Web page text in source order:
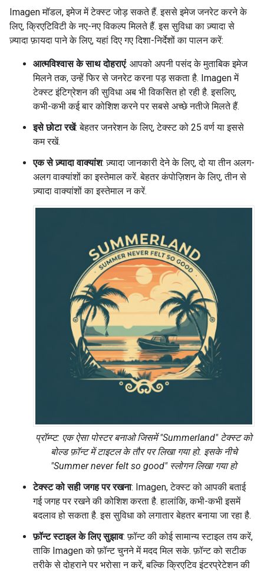
Imagen मॉडल, इमेज में टेक्स्ट जोड़ सकते हैं. इससे इमेज जनरेट करने के
लिए, क्रिएटिविटी के नए-नए विकल्प मिलते हैं. इस सुविधा का ज़्यादा से
ज़्यादा फ़ायदा पाने के लिए, यहां दिए गए दिशा-निर्देशों का पालन करें:
आत्मविश्वास के साथ दोहराएं: आपको अपनी पसंद के मुताबिक इमेज
मिलने तक, उन्हें फिर से जनरेट करना पड़ सकता है. Imagen में
टेक्स्ट इंटिग्रेशन की सुविधा अब भी विकसित हो रही है. इसलिए,
कभी-कभी कई बार कोशिश करने पर सबसे अच्छे नतीजे मिलते हैं.
इसे छोटा रखें: बेहतर जनरेशन के लिए, टेक्स्ट को 25 वर्ण या इससे
कम रखें.
एक से ज़्यादा वाक्यांश: ज़्यादा जानकारी देने के लिए, दो या तीन अलग-
अलग वाक्यांशों का इस्तेमाल करें. बेहतर कंपोज़िशन के लिए, तीन से
ज़्यादा वाक्यांशों का इस्तेमाल न करें.
प्रॉम्प्ट: एक ऐसा पोस्टर बनाओ जिसमें "Summerland" टेक्स्ट को
बोल्ड फ़ॉन्ट में टाइटल के तौर पर लिखा गया हो. इसके नीचे
"Summer never felt so good" स्लोगन लिखा गया हो
टेक्स्ट को सही जगह पर रखना: Imagen, टेक्स्ट को आपकी बताई
गई जगह पर रखने की कोशिश करता है. हालांकि, कभी-कभी इसमें
बदलाव हो सकता है. इस सुविधा को लगातार बेहतर बनाया जा रहा है.
फ़ॉन्ट स्टाइल के लिए सुझाव: फ़ॉन्ट की कोई सामान्य स्टाइल तय करें,
ताकि Imagen को फ़ॉन्ट चुनने में मदद मिल सके. फ़ॉन्ट को सटीक
तरीके से दोहराने पर भरोसा न करें, बल्कि क्रिएटिव इंटरप्रेटेशन की